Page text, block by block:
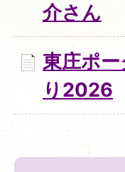
介さん
東庄ポ
り2026